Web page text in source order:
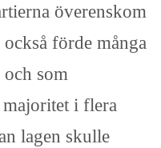
överenskom
förde många
som
majoritet i flera
lagen skulle